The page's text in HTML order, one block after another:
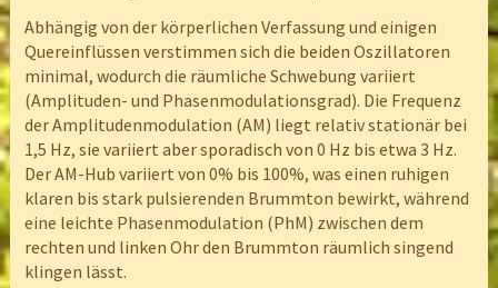
Abhängig von der körperlichen Verfassung und einigen
Quereinflüssen verstimmen sich die beiden Oszillatoren
minimal, wodurch die räumliche Schwebung variiert
(Amplituden- und Phasenmodulationsgrad). Die Frequenz
der Amplitudenmodulation (AM) liegt relativ stationär bei
1,5 Hz, sie variiert aber sporadisch von 0 Hz bis etwa 3 Hz.
Der AM-Hub variiert von 0% bis 100%, was einen ruhigen
klaren bis stark pulsierenden Brummton bewirkt, während
eine leichte Phasenmodulation (PhM) zwischen dem
rechten und linken Ohr den Brummton räumlich singend
klingen lässt.